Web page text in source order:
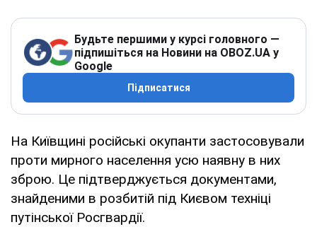
Будьте першими у курсі головного —
підпишіться на Новини на OBOZ.UA у
Google
Підписатися
На Київщині російські окупанти застосовували
проти мирного населення усю наявну в них
зброю. Це підтверджується документами,
знайденими в розбитій під Києвом техніці
путінської Росгвардії.